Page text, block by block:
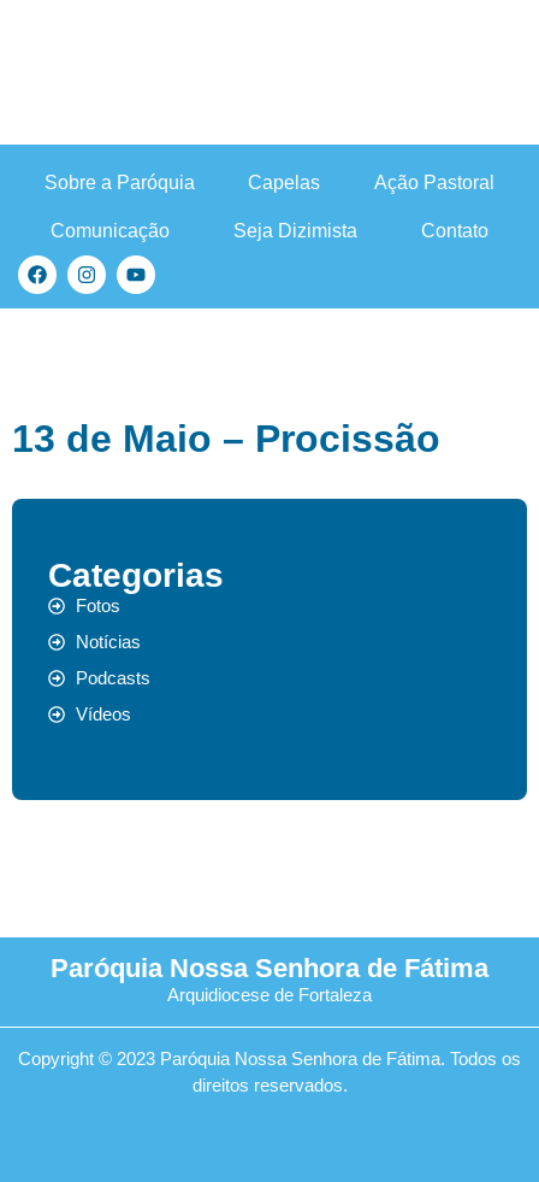
Sobre a Paróquia Capelas Ação Pastoral
Comunicação Seja Dizimista Contato
13 de Maio – Procissão
Categorias
Fotos
Notícias
Podcasts
Vídeos
Paróquia Nossa Senhora de Fátima
Arquidiocese de Fortaleza
Copyright © 2023 Paróquia Nossa Senhora de Fátima. Todos os
direitos reservados.